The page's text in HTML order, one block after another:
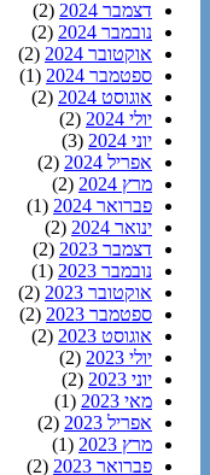
דצמבר 2024
(2)
נובמבר 2024
(2)
אוקטובר 2024
(2)
ספטמבר 2024
(1)
אוגוסט 2024
(2)
יולי 2024
(2)
יוני 2024
(3)
אפריל 2024
(2)
מרץ 2024
(2)
פברואר 2024
(1)
ינואר 2024
(2)
דצמבר 2023
(2)
נובמבר 2023
(1)
אוקטובר 2023
(2)
ספטמבר 2023
(2)
אוגוסט 2023
(2)
יולי 2023
(2)
יוני 2023
(2)
מאי 2023
(1)
אפריל 2023
(2)
מרץ 2023
(1)
פברואר 2023
(2)